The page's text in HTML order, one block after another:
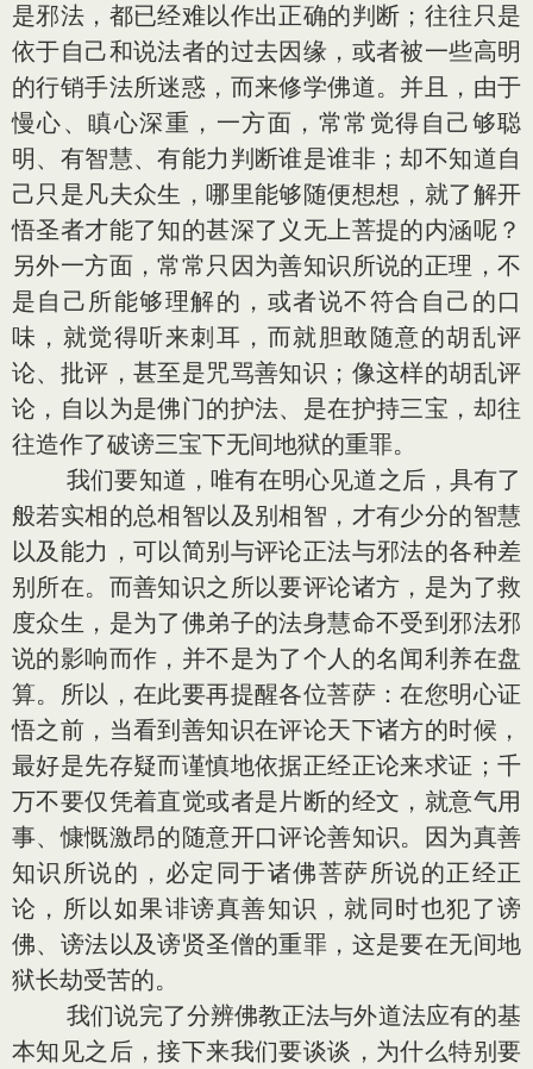
是邪法，都已经难以作出正确的判断；往往只是
依于自己和说法者的过去因缘，或者被一些高明
的行销手法所迷惑，而来修学佛道。并且，由于
慢心、瞋心深重，一方面，常常觉得自己够聪
明、有智慧、有能力判断谁是谁非；却不知道自
己只是凡夫众生，哪里能够随便想想，就了解开
悟圣者才能了知的甚深了义无上菩提的内涵呢？
另外一方面，常常只因为善知识所说的正理，不
是自己所能够理解的，或者说不符合自己的口
味，就觉得听来刺耳，而就胆敢随意的胡乱评
论、批评，甚至是咒骂善知识；像这样的胡乱评
论，自以为是佛门的护法、是在护持三宝，却往
往造作了破谤三宝下无间地狱的重罪。
我们要知道，唯有在明心见道之后，具有了
般若实相的总相智以及别相智，才有少分的智慧
以及能力，可以简别与评论正法与邪法的各种差
别所在。而善知识之所以要评论诸方，是为了救
度众生，是为了佛弟子的法身慧命不受到邪法邪
说的影响而作，并不是为了个人的名闻利养在盘
算。所以，在此要再提醒各位菩萨：在您明心证
悟之前，当看到善知识在评论天下诸方的时候，
最好是先存疑而谨慎地依据正经正论来求证；千
万不要仅凭着直觉或者是片断的经文，就意气用
事、慷慨激昂的随意开口评论善知识。因为真善
知识所说的，必定同于诸佛菩萨所说的正经正
论，所以如果诽谤真善知识，就同时也犯了谤
佛、谤法以及谤贤圣僧的重罪，这是要在无间地
狱长劫受苦的。
我们说完了分辨佛教正法与外道法应有的基
本知见之后，接下来我们要谈谈，为什么特别要